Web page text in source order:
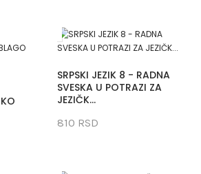
SRPSKI JEZIK 8 - RADNA
SVESKA U POTRAZI ZA
JEZIČK...
810 RSD